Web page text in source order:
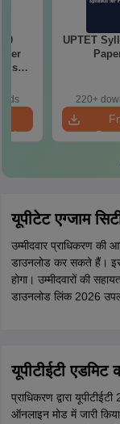
UPTET
220+
यूपीटेट एग्जाम
उम्मीदवार प्राधिकरण की
डाउनलोड कर सकते हैं।
होगा। उम्मीदवारों की
डाउनलोड लिंक 2026
यूपीटीईटी
प्राधिकरण द्वारा
ऑनलाइन मोड में जारी किया